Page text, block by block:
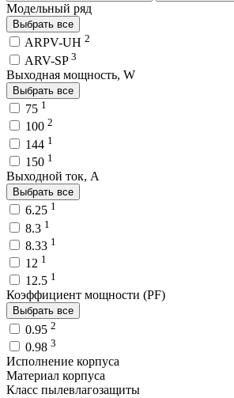
Модельный ряд
Выбрать все
ARPV-UH 2
ARV-SP 3
Выходная мощность, W
Выбрать все
75 1
100 2
144 1
150 1
Выходной ток, A
Выбрать все
6.25 1
8.3 1
8.33 1
12 1
12.5 1
Коэффициент мощности (PF)
Выбрать все
0.95 2
0.98 3
Исполнение корпуса
Материал корпуса
Класс пылевлагозащиты